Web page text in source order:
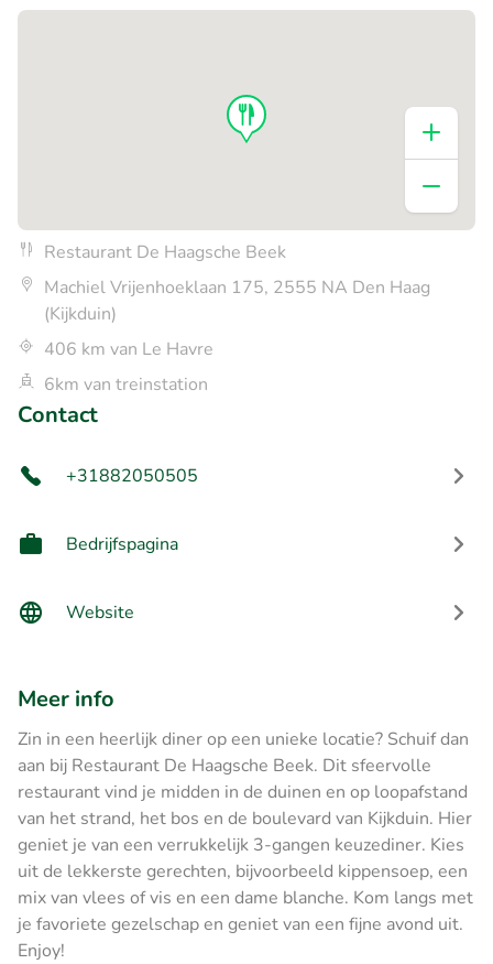
Restaurant De Haagsche Beek
Machiel Vrijenhoeklaan 175, 2555 NA Den Haag
(Kijkduin)
406 km van Le Havre
6km van treinstation
Contact
+31882050505
Bedrijfspagina
Website
Meer info
Zin in een heerlijk diner op een unieke locatie? Schuif dan
aan bij Restaurant De Haagsche Beek. Dit sfeervolle
restaurant vind je midden in de duinen en op loopafstand
van het strand, het bos en de boulevard van Kijkduin. Hier
geniet je van een verrukkelijk 3-gangen keuzediner. Kies
uit de lekkerste gerechten, bijvoorbeeld kippensoep, een
mix van vlees of vis en een dame blanche. Kom langs met
je favoriete gezelschap en geniet van een fijne avond uit.
Enjoy!